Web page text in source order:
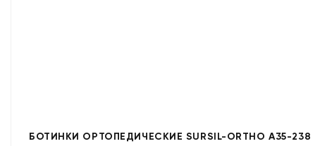
БОТИНКИ ОРТОПЕДИЧЕСКИЕ SURSIL-ORTHO A35-238